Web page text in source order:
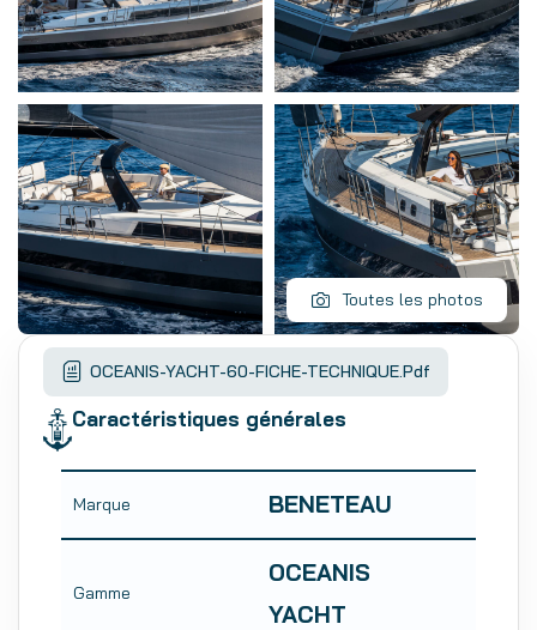
Toutes les photos
OCEANIS-YACHT-60-FICHE-TECHNIQUE.pdf
Caractéristiques générales
Marque BENETEAU
Gamme
OCEANIS
YACHT